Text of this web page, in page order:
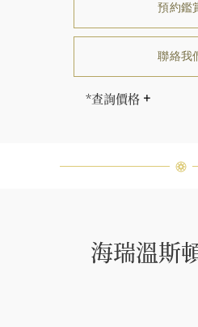
預約鑑
聯絡我
*查詢價格
石皆與眾不同而採用
海瑞溫斯